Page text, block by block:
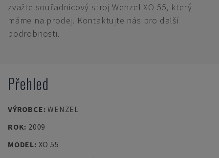
zvažte souřadnicový stroj Wenzel XO 55, který
máme na prodej. Kontaktujte nás pro další
podrobnosti.
Přehled
VÝROBCE:WENZEL
ROK: 2009
MODEL: XO 55